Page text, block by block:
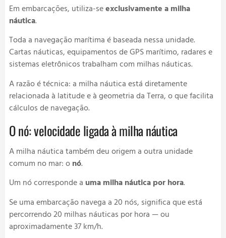
Em embarcações, utiliza-seexclusivamente a milha
náutica.
Toda a navegação marítima é baseada nessa unidade.
Cartas náuticas, equipamentos de GPS marítimo, radares e
sistemas eletrônicos trabalham com milhas náuticas.
A razão é técnica: a milha náutica está diretamente
relacionada à latitude e à geometria da Terra, o que facilita
cálculos de navegação.
O nó: velocidade ligada à milha náutica
A milha náutica também deu origem a outra unidade
comum no mar: onó.
Um nó corresponde a uma milha náutica por hora.
Se uma embarcação navega a 20 nós, significa que está
percorrendo 20 milhas náuticas por hora — ou
aproximadamente 37 km/h.